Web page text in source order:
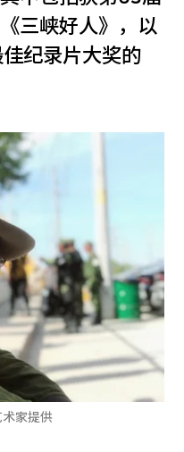
三峡好人》，以
纪录片大奖的
家提供